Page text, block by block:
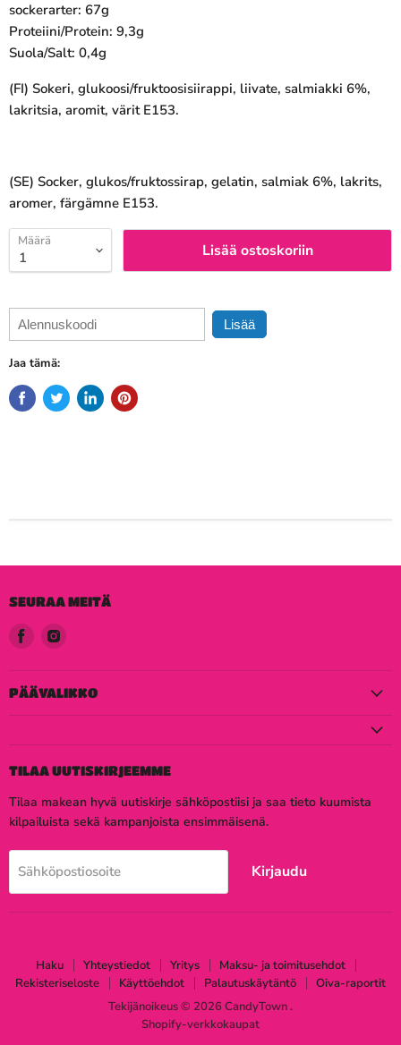
sockerarter: 67g
Proteiini/Protein: 9,3g
Suola/Salt: 0,4g
(FI) Sokeri, glukoosi/fruktoosisiirappi, liivate, salmiakki 6%,
lakritsia, aromit, värit E153.
(SE) Socker, glukos/fruktossirap, gelatin, salmiak 6%, lakrits,
aromer, färgämne E153.
Määrä Lisää ostoskoriin
Lisää
Jaa tämä:
SEURAA MEITÄ
Löydä
meidät
Facebook
Löydä
Instagram
PÄÄVALIKKO
TILAA UUTISKIRJEEMME
Tilaa makean hyvä uutiskirje sähköpostiisi ja saa tieto kuumista
kilpailuista sekä kampanjoista ensimmäisenä.
Sähköpostiosoite Kirjaudu
Haku Yhteystiedot Yritys
Maksu- ja toimitusehdot
Rekisteriseloste
Käyttöehdot Palautuskäytäntö
Oiva-raportit
Tekijänoikeus © 2026 CandyTown .
Shopify-verkkokaupat